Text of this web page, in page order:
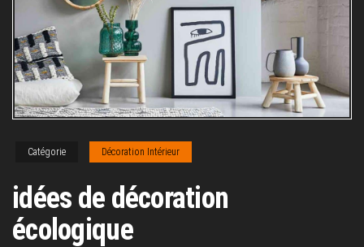
Catégorie Décoration Intérieur
idées de décoration
écologique